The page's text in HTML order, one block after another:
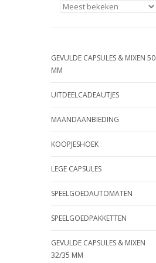
GEVULDE CAPSULES & MIXEN 50
MM
UITDEELCADEAUTJES
MAANDAANBIEDING
KOOPJESHOEK
LEGE CAPSULES
SPEELGOEDAUTOMATEN
SPEELGOEDPAKKETTEN
GEVULDE CAPSULES & MIXEN
32/35 MM